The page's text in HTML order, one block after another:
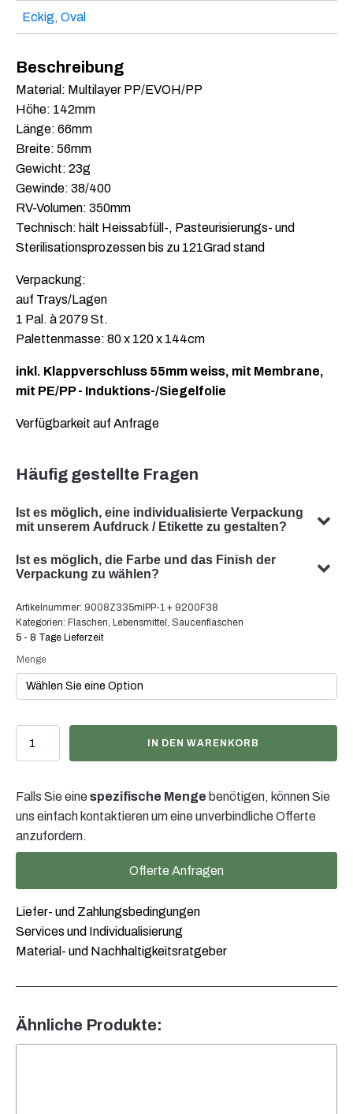
Eckig, Oval
Beschreibung
Material: Multilayer PP/EVOH/PP
Höhe: 142mm
Länge: 66mm
Breite: 56mm
Gewicht: 23g
Gewinde: 38/400
RV-Volumen: 350mm
Technisch: hält Heissabfüll-, Pasteurisierungs- und
Sterilisationsprozessen bis zu 121Grad stand
Verpackung:
auf Trays/Lagen
1 Pal. à 2079 St.
Palettenmasse: 80 x 120 x 144cm
inkl. Klappverschluss 55mm weiss, mit Membrane,
mit PE/PP - Induktions-/Siegelfolie
Verfügbarkeit auf Anfrage
Häufig gestellte Fragen
Ist es möglich, eine individualisierte Verpackung
mit unserem Aufdruck / Etikette zu gestalten?
Ihrem Sujet gestalten. Unser Team ist darauf
zu entwickeln, die Ihren spezifischen Anforderungen
entsprechen.
Ist es möglich, die Farbe und das Finish der
Verpackung zu wählen?
Verpackung ist in vielen Fällen möglich. Unser Team
beratet Sie gerne um die optimale Farbe und Oberfläche
für ihre Produktverpackung zu finden.
Artikelnummer: 9008Z335mlPP-1 + 9200F38
Kategorien: Flaschen, Lebensmittel , Saucenflaschen
5 - 8 Tage Lieferzeit
Menge
335ml
38/400,
inkl.
Klappverschluss
weiss
IN DEN WARENKORB
Falls Sie einespezifische Menge benötigen, können Sie
uns einfach kontaktieren um eine unverbindliche Offerte
anzufordern.
Offerte Anfragen
Liefer- und Zahlungsbedingungen
Services und Individualisierung
Material- und Nachhaltigkeitsratgeber
Ähnliche Produkte: